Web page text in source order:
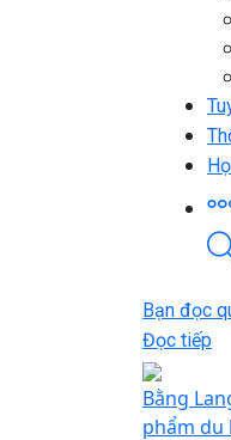
Bạn đọc
Đọc tiếp
Bằng
phẩm du